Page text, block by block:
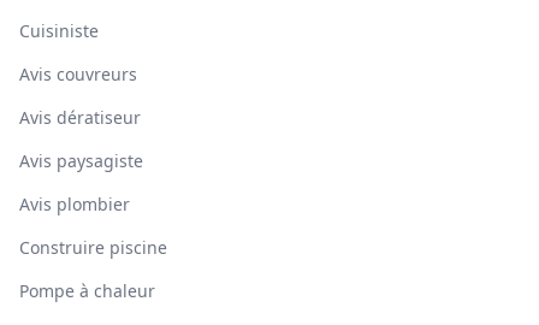
Cuisiniste
Avis couvreurs
Avis dératiseur
Avis paysagiste
Avis plombier
Construire piscine
Pompe à chaleur